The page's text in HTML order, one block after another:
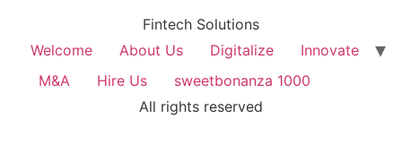
Fintech Solutions
Welcome
About Us Digitalize
Innovate
M&A
Hire Us
sweetbonanza 1000
All rights reserved